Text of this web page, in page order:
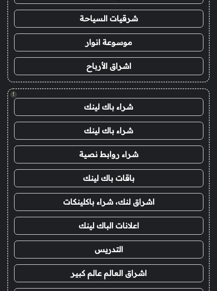
شرقيات السياحة
موسوعة انوار
اشراق الأرباح
!
شراء باك لينك
شراء باك لينك
شراء روابط نصية
باقات باك لينك
اشراق لنك، شراء باكلينكات
اعلانات الباك لينك
التدريس
اشراق العالم عالم كبير